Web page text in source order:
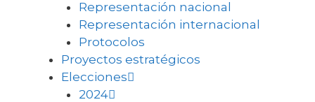
Representación nacional
Representación internacional
Protocolos
Proyectos estratégicos
Elecciones
2024